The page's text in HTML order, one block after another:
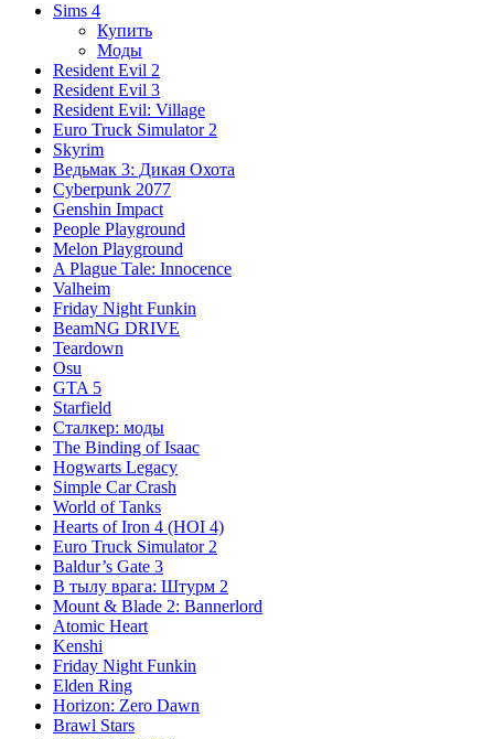
Sims 4
Купить
Моды
Resident Evil 2
Resident Evil 3
Resident Evil: Village
Euro Truck Simulator 2
Skyrim
Ведьмак 3: Дикая Охота
Cyberpunk 2077
Genshin Impact
People Playground
Melon Playground
A Plague Tale: Innocence
Valheim
Friday Night Funkin
BeamNG DRIVE
Teardown
Osu
GTA 5
Starfield
Сталкер: моды
The Binding of Isaac
Hogwarts Legacy
Simple Car Crash
World of Tanks
Hearts of Iron 4 (HOI 4)
Euro Truck Simulator 2
Baldur’s Gate 3
В тылу врага: Штурм 2
Mount & Blade 2: Bannerlord
Atomic Heart
Kenshi
Friday Night Funkin
Elden Ring
Horizon: Zero Dawn
Brawl Stars